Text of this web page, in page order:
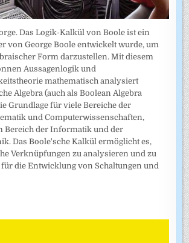
Das Logik-Kalkül von Boole ist ein
von George Boole entwickelt wurde, um
Form darzustellen. Mit diesem
Aussagenlogik und
mathematisch analysiert
Algebra (auch als Boolean Algebra
Grundlage für viele Bereiche der
und Computerwissenschaften,
Bereich der Informatik und der
Das Boole'sche Kalkül ermöglicht es,
Verknüpfungen zu analysieren und zu
die Entwicklung von Schaltungen und